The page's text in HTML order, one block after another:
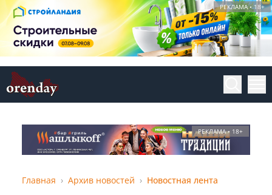
РЕКЛАМА • 18+
РЕКЛАМА • 18+
Главная Архив новостей Новостная лента